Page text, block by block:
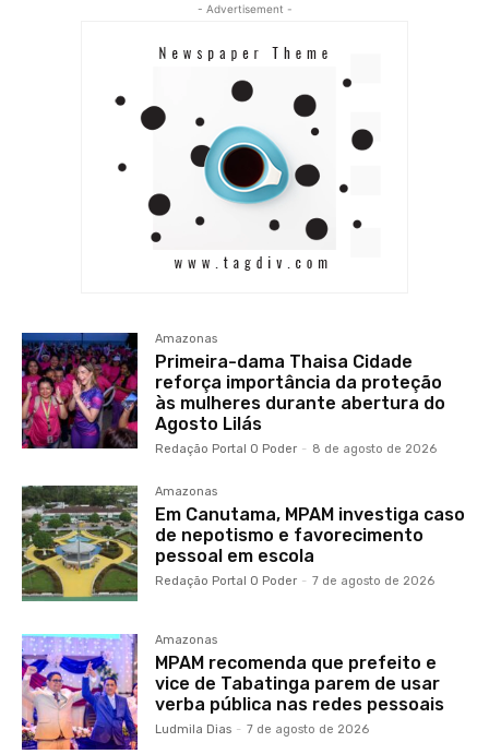
- Advertisement -
Amazonas
Primeira-dama Thaisa Cidade
reforça importância da proteção
às mulheres durante abertura do
Agosto Lilás
Redação Portal O Poder - 8 de agosto de 2026
Amazonas
Em Canutama, MPAM investiga caso
de nepotismo e favorecimento
pessoal em escola
Redação Portal O Poder - 7 de agosto de 2026
Amazonas
MPAM recomenda que prefeito e
vice de Tabatinga parem de usar
verba pública nas redes pessoais
Ludmila Dias - 7 de agosto de 2026